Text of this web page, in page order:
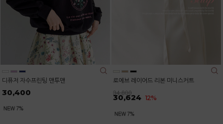
디퓨저 자수프린팅 맨투맨
30,400
로에브 레이어드 리본 미니스커트
34,800
30,624 12%